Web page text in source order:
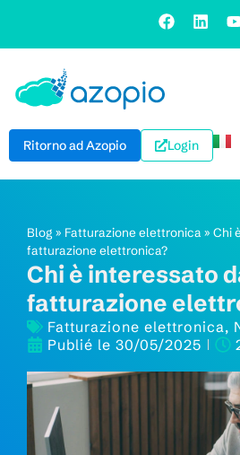
Ritorno ad Azopio Login
Blog » Fatturazione elettronica » Chi
fatturazione elettronica?
Chi è interessato
fatturazione
Fatturazione elettronica,
Publié le 30/05/2025